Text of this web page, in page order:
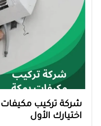
اختيارك الأول